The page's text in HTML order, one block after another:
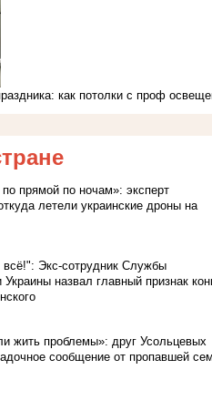
как потолки с проф
прямой по ночам»: эксперт
летели украинские дроны на
всё!": Экс-сотрудник Службы
Украины назвал главный признак
жить проблемы»: друг Усольцевых
сообщение от пропавшей